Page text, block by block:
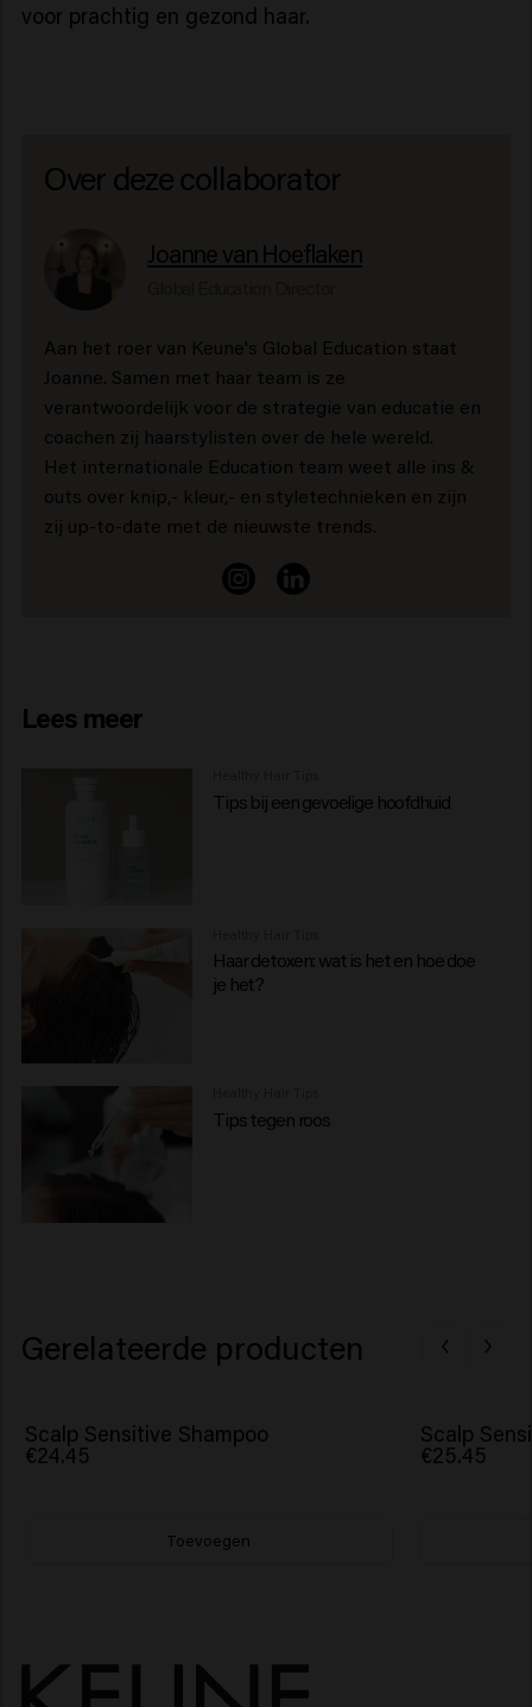
voor prachtig en gezond haar.
Over deze collaborator
Joanne van Hoeflaken
Aan het roer van Keune's Global Education staat
Joanne. Samen met haar team is ze
verantwoordelijk voor de strategie van educatie en
coachen zij haarstylisten over de hele wereld.
Het internationale Education team weet alle ins &
outs over knip,- kleur,- en styletechnieken en zijn
zij up-to-date met de nieuwste trends.
Lees meer
Tips bij een gevoelige hoofdhuid
Haar detoxen: wat is het en hoe doe
je het?
Tips tegen roos
Gerelateerde producten
Scalp Sensitive Shampoo
€24.45
Toevoegen
Scalp
€25.45